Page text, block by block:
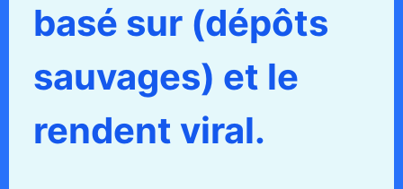
basé sur (dépôts
sauvages) et le
rendent viral.